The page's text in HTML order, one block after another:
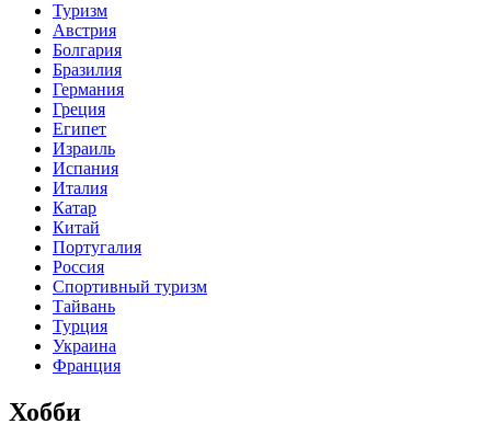
Туризм
Австрия
Болгария
Бразилия
Германия
Греция
Египет
Израиль
Испания
Италия
Катар
Китай
Португалия
Россия
Спортивный туризм
Тайвань
Турция
Украина
Франция
Хобби